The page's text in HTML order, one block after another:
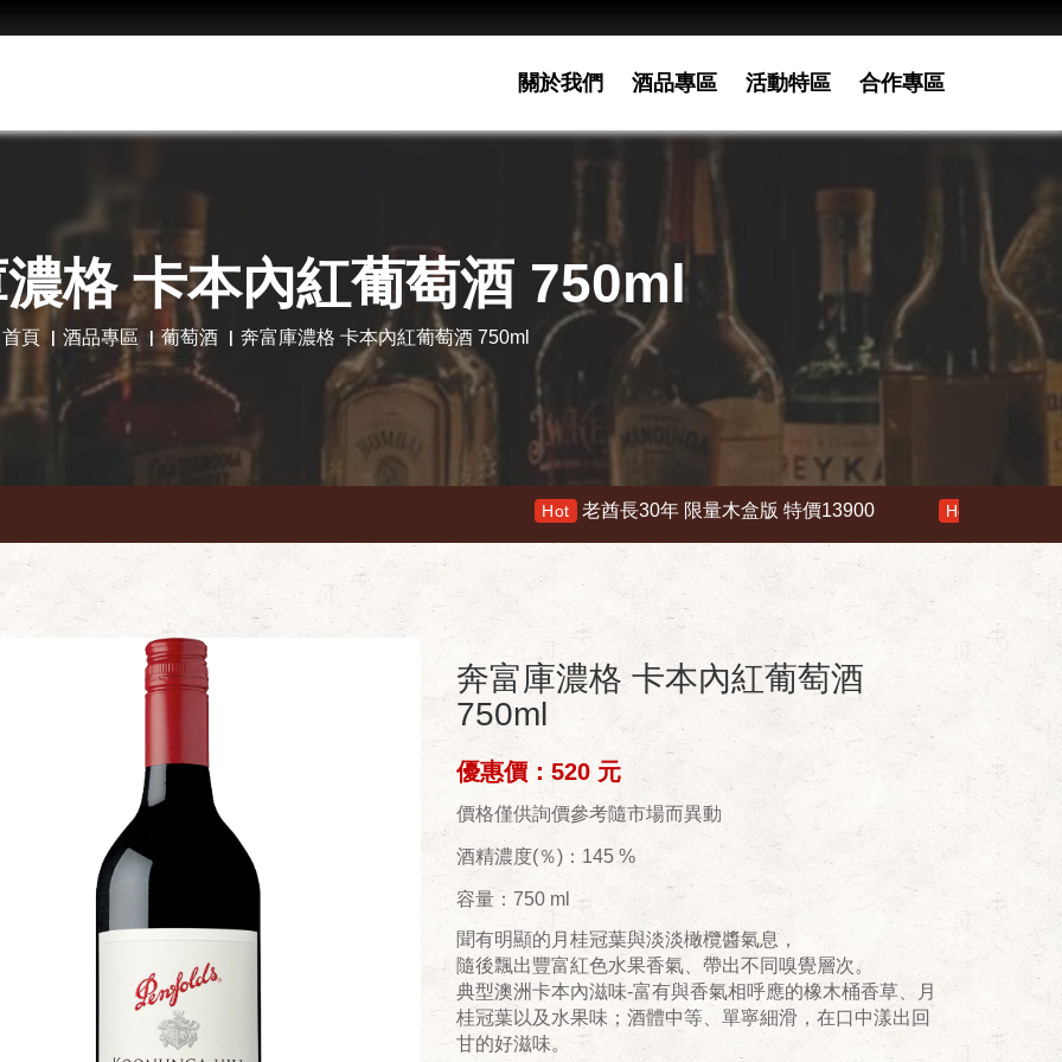
關於我們 酒品專區 活動特區 合作專區
格 卡本內紅葡萄酒 750ml
首頁 酒品專區 葡萄酒 奔富庫濃格 卡本內紅葡萄酒 750ml
老酋長30年 限量木盒版 特價13900 Hot 響 30年 特價
奔富庫濃格 卡本內紅葡萄酒
750ml
優惠價：520 元
價格僅供詢價參考隨市場而異動
酒精濃度(％)：145 %
容量：750 ml
聞有明顯的月桂冠葉與淡淡橄欖醬氣息，
隨後飄出豐富紅色水果香氣、帶出不同嗅覺層次。
典型澳洲卡本內滋味-富有與香氣相呼應的橡木桶香草、月
桂冠葉以及水果味；酒體中等、單寧細滑，在口中漾出回
甘的好滋味。